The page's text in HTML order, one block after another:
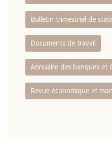
Bulletin trimestriel de
Documents de travail
Annuaire des banques et
Revue économique et